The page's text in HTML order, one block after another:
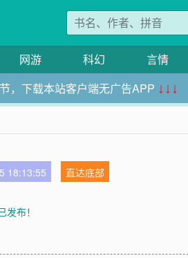
网游 科幻 言情
，下载本站客户端无广告APP ↓↓↓
18:13:55
直达底部
布！